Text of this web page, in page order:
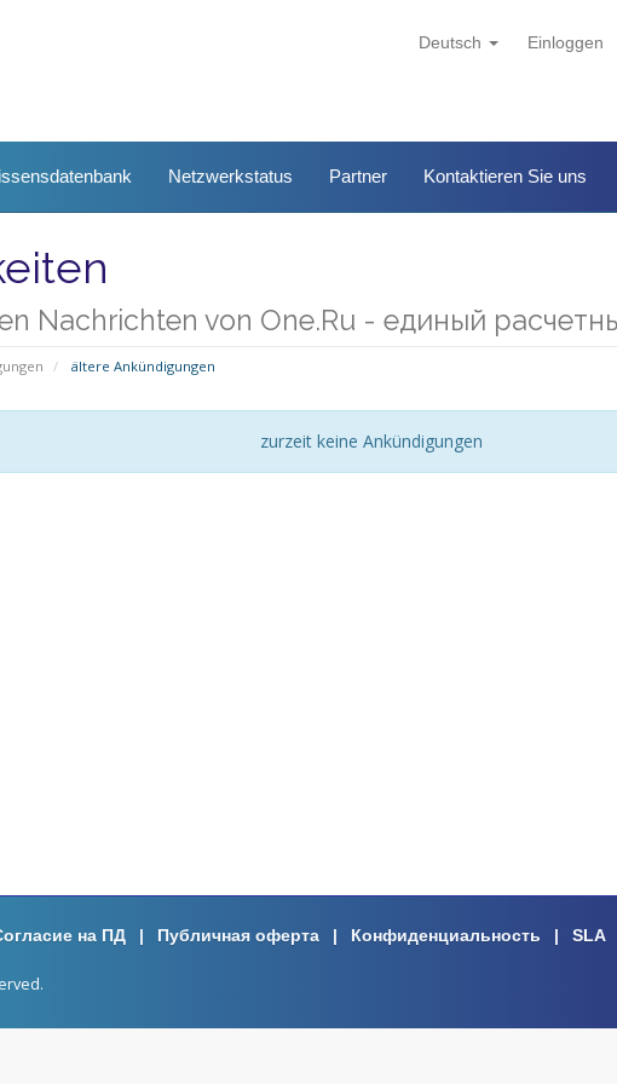
Deutsch Einloggen
Netzwerkstatus Partner Kontaktieren Sie uns
Nachrichten von One.Ru - единый
ältere Ankündigungen
zurzeit keine Ankündigungen
на ПД | Публичная оферта | Конфиденциальность | SLA